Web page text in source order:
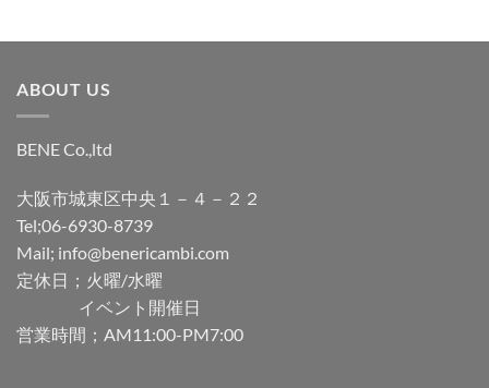
ABOUT US
BENE Co.,ltd
大阪市城東区中央１－４－２２
Tel;06-6930-8739
Mail; info@benericambi.com
定休日；火曜/水曜
イベント開催日
営業時間；AM11:00-PM7:00